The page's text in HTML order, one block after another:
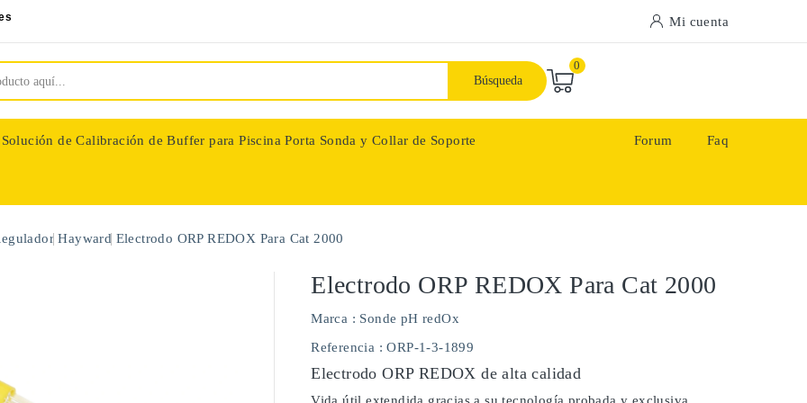
Mi cuenta
Búsqueda
0
Solución de Calibración de Buffer para Piscina Porta Sonda y Collar de Soporte Forum Faq
Hayward Electrodo ORP REDOX Para Cat 2000
Electrodo ORP REDOX Para Cat 2000
Marca : Sonde pH redOx
Referencia : ORP-1-3-1899
Electrodo ORP REDOX de alta calidad